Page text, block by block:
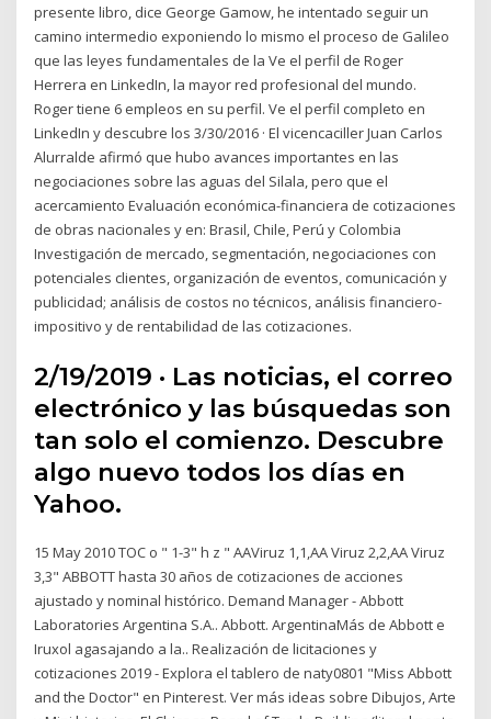
presente libro, dice George Gamow, he intentado seguir un
camino intermedio exponiendo lo mismo el proceso de Galileo
que las leyes fundamentales de la Ve el perfil de Roger
Herrera en LinkedIn, la mayor red profesional del mundo.
Roger tiene 6 empleos en su perfil. Ve el perfil completo en
LinkedIn y descubre los 3/30/2016 · El vicencaciller Juan Carlos
Alurralde afirmó que hubo avances importantes en las
negociaciones sobre las aguas del Silala, pero que el
acercamiento Evaluación económica-financiera de cotizaciones
de obras nacionales y en: Brasil, Chile, Perú y Colombia
Investigación de mercado, segmentación, negociaciones con
potenciales clientes, organización de eventos, comunicación y
publicidad; análisis de costos no técnicos, análisis financiero-
impositivo y de rentabilidad de las cotizaciones.
2/19/2019 · Las noticias, el correo
electrónico y las búsquedas son
tan solo el comienzo. Descubre
algo nuevo todos los días en
Yahoo.
15 May 2010 TOC o " 1-3" h z " AAViruz 1,1,AA Viruz 2,2,AA Viruz
3,3" ABBOTT hasta 30 años de cotizaciones de acciones
ajustado y nominal histórico. Demand Manager - Abbott
Laboratories Argentina S.A.. Abbott. ArgentinaMás de Abbott e
Iruxol agasajando a la.. Realización de licitaciones y
cotizaciones 2019 - Explora el tablero de naty0801 "Miss Abbott
and the Doctor" en Pinterest. Ver más ideas sobre Dibujos, Arte